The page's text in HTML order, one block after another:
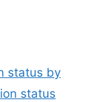
status by
status